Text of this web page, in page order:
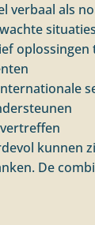
verbaal als
oplossingen
kunnen
De